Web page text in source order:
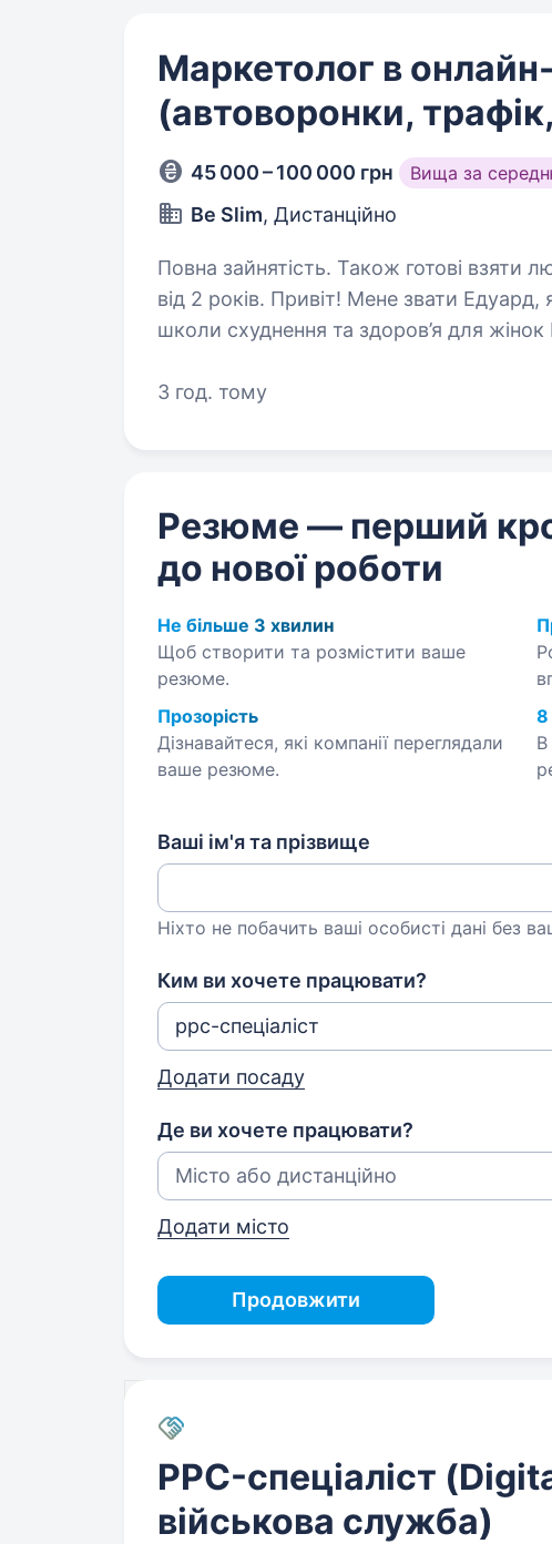
Маркетолог в
(автоворонки,
45 000 – 100 000 грн Вища за
Be Slim, Дистанційно
Повна зайнятість. Також готові взяти
від 2 років. Привіт! Мене звати Едуард, я співзасновник і CMO онлайн-
школи схуднення та здоров’я для
курси зі схуднення та здоров’я…
3 год. тому
Резюме — перший
до нової роботи
Не більше 3 хвилин
Щоб створити та розмістити ваше
резюме.
Прозорість
Дізнавайтеся, які компанії переглядали
ваше резюме.
8
В
Ваші ім'я та прізвище
Ніхто не побачить ваші особисті дані без
Ким ви хочете працювати?
Додати посаду
Де ви хочете працювати?
Додати місто
Продовжити
PPC-спеціаліст
військова служба)